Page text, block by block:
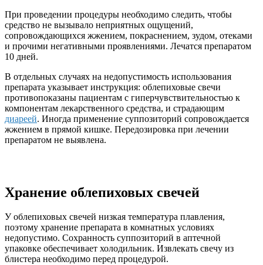
При проведении процедуры необходимо следить, чтобы
средство не вызывало неприятных ощущений,
сопровождающихся жжением, покраснением, зудом, отеками
и прочими негативными проявлениями. Лечатся препаратом
10 дней.
В отдельных случаях на недопустимость использования
препарата указывает инструкция: облепиховые свечи
противопоказаны пациентам с гиперчувствительностью к
компонентам лекарственного средства, и страдающим
диареей. Иногда применение суппозиторий сопровождается
жжением в прямой кишке. Передозировка при лечении
препаратом не выявлена.
Хранение облепиховых свечей
У облепиховых свечей низкая температура плавления,
поэтому хранение препарата в комнатных условиях
недопустимо. Сохранность суппозиторий в аптечной
упаковке обеспечивает холодильник. Извлекать свечу из
блистера необходимо перед процедурой.